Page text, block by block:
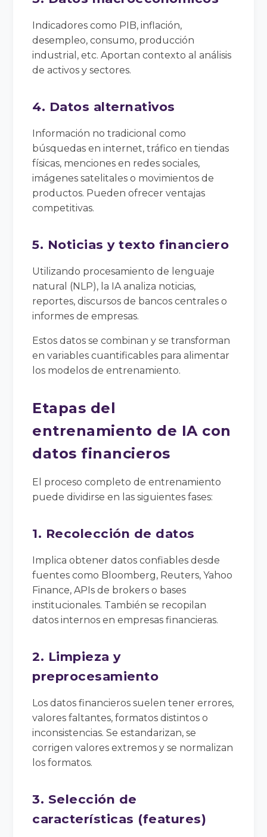
Indicadores como PIB, inflación,
desempleo, consumo, producción
industrial, etc. Aportan contexto al análisis
de activos y sectores.
4. Datos alternativos
Información no tradicional como
búsquedas en internet, tráfico en tiendas
físicas, menciones en redes sociales,
imágenes satelitales o movimientos de
productos. Pueden ofrecer ventajas
competitivas.
5. Noticias y texto financiero
Utilizando procesamiento de lenguaje
natural (NLP), la IA analiza noticias,
reportes, discursos de bancos centrales o
informes de empresas.
Estos datos se combinan y se transforman
en variables cuantificables para alimentar
los modelos de entrenamiento.
Etapas del
entrenamiento de IA con
datos financieros
El proceso completo de entrenamiento
puede dividirse en las siguientes fases:
1. Recolección de datos
Implica obtener datos confiables desde
fuentes como Bloomberg, Reuters, Yahoo
Finance, APIs de brokers o bases
institucionales. También se recopilan
datos internos en empresas financieras.
2. Limpieza y
preprocesamiento
Los datos financieros suelen tener errores,
valores faltantes, formatos distintos o
inconsistencias. Se estandarizan, se
corrigen valores extremos y se normalizan
los formatos.
3. Selección de
características (features)